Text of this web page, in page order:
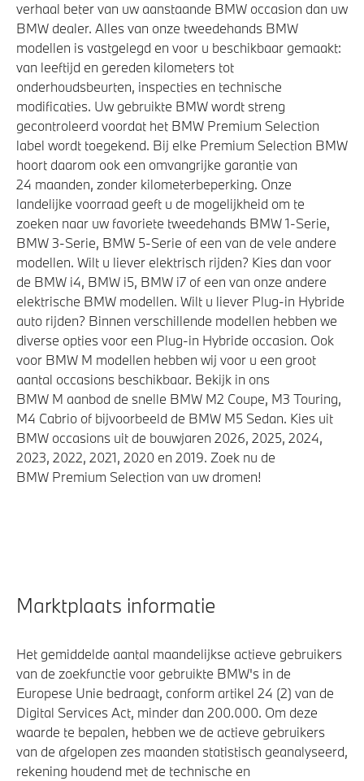
Akoestische waarschuwing voor voetgangers
Actieve Voetgangersbescherming
Airbag bestuurder
verhaal beter van uw aanstaande BMW occasion dan uw
BMW dealer. Alles van onze tweedehands BMW
modellen is vastgelegd en voor u beschikbaar gemaakt:
van leeftijd en gereden kilometers tot
onderhoudsbeurten, inspecties en technische
modificaties. Uw gebruikte BMW wordt streng
gecontroleerd voordat het BMW Premium Selection
label wordt toegekend. Bij elke Premium Selection BMW
hoort daarom ook een omvangrijke garantie van
24 maanden, zonder kilometerbeperking. Onze
landelijke voorraad geeft u de mogelijkheid om te
zoeken naar uw favoriete tweedehands BMW 1-Serie,
BMW 3-Serie, BMW 5-Serie of een van de vele andere
modellen. Wilt u liever elektrisch rijden? Kies dan voor
de BMW i4, BMW i5, BMW i7 of een van onze andere
elektrische BMW modellen. Wilt u liever Plug-in Hybride
auto rijden? Binnen verschillende modellen hebben we
diverse opties voor een Plug-in Hybride occasion. Ook
voor BMW M modellen hebben wij voor u een groot
aantal occasions beschikbaar. Bekijk in ons
BMW M aanbod de snelle BMW M2 Coupe, M3 Touring,
M4 Cabrio of bijvoorbeeld de BMW M5 Sedan. Kies uit
BMW occasions uit de bouwjaren 2026, 2025, 2024,
2023, 2022, 2021, 2020 en 2019. Zoek nu de
BMW Premium Selection van uw dromen!
Marktplaats informatie
Het gemiddelde aantal maandelijkse actieve gebruikers
van de zoekfunctie voor gebruikte BMW's in de
Europese Unie bedraagt, conform artikel 24 (2) van de
Digital Services Act, minder dan 200.000. Om deze
waarde te bepalen, hebben we de actieve gebruikers
van de afgelopen zes maanden statistisch geanalyseerd,
rekening houdend met de technische en